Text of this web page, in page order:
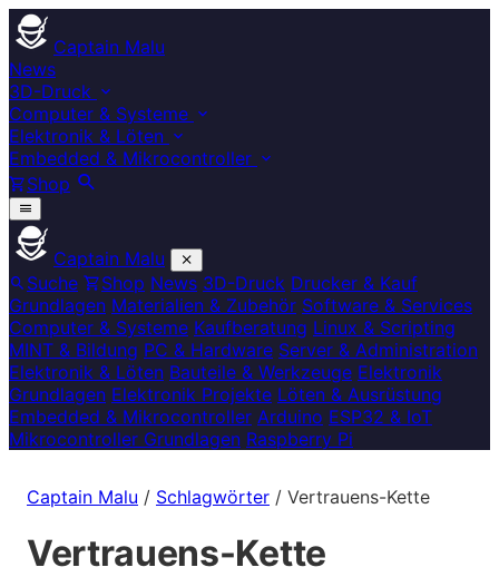
Captain Malu
News
3D-Druck
Computer & Systeme
Elektronik & Löten
Embedded & Mikrocontroller
Shop
Captain Malu
Suche
Shop News 3D-Druck Drucker & Kauf
Grundlagen Materialien & Zubehör Software & Services
Computer & Systeme Kaufberatung Linux & Scripting
MINT & Bildung PC & Hardware Server & Administration
Elektronik & Löten Bauteile & Werkzeuge Elektronik
Grundlagen Elektronik Projekte Löten & Ausrüstung
Embedded & Mikrocontroller Arduino ESP32 & IoT
Mikrocontroller Grundlagen Raspberry Pi
Captain Malu / Schlagwörter / Vertrauens-Kette
Vertrauens-Kette